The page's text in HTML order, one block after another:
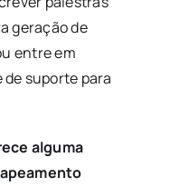
geração de
entre em
suporte para
alguma